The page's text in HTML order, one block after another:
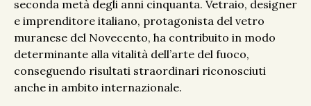
seconda metà degli anni cinquanta. Vetraio, designer
e imprenditore italiano, protagonista del vetro
muranese del Novecento, ha contribuito in modo
determinante alla vitalità dell’arte del fuoco,
conseguendo risultati straordinari riconosciuti
anche in ambito internazionale.